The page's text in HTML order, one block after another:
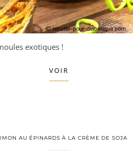
exotiques !
VOIR
AU ÉPINARDS À LA CRÈME DE SOJA